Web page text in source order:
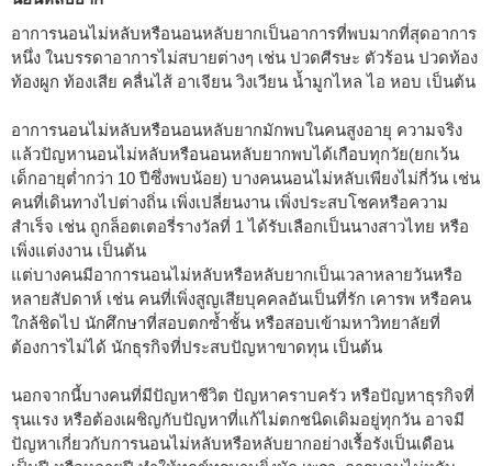
อาการนอนไม่หลับหรือนอนหลับยากเป็นอาการที่พบมากที่สุดอาการ
หนึ่ง ในบรรดาอาการไม่สบายต่างๆ เช่น ปวดศีรษะ ตัวร้อน ปวดท้อง
ท้องผูก ท้องเสีย คลื่นไส้ อาเจียน วิงเวียน น้ำมูกไหล ไอ หอบ เป็นต้น
อาการนอนไม่หลับหรือนอนหลับยากมักพบในคนสูงอายุ ความจริง
แล้วปัญหานอนไม่หลับหรือนอนหลับยากพบได้เกือบทุกวัย(ยกเว้น
เด็กอายุต่ำกว่า 10 ปีซึ่งพบน้อย) บางคนนอนไม่หลับเพียงไม่กี่วัน เช่น
คนที่เดินทางไปต่างถิ่น เพิ่งเปลี่ยนงาน เพิ่งประสบโชคหรือความ
สำเร็จ เช่น ถูกล็อตเตอรี่รางวัลที่ 1 ได้รับเลือกเป็นนางสาวไทย หรือ
เพิ่งแต่งงาน เป็นต้น
แต่บางคนมีอาการนอนไม่หลับหรือหลับยากเป็นเวลาหลายวันหรือ
หลายสัปดาห์ เช่น คนที่เพิ่งสูญเสียบุคคลอันเป็นที่รัก เคารพ หรือคน
ใกล้ชิดไป นักศึกษาที่สอบตกซ้ำชั้น หรือสอบเข้ามหาวิทยาลัยที่
ต้องการไม่ได้ นักธุรกิจที่ประสบปัญหาขาดทุน เป็นต้น
นอกจากนี้บางคนที่มีปัญหาชีวิต ปัญหาคราบครัว หรือปัญหาธุรกิจที่
รุนแรง หรือต้องเผชิญกับปัญหาที่แก้ไม่ตกชนิดเดิมอยู่ทุกวัน อาจมี
ปัญหาเกี่ยวกับการนอนไม่หลับหรือหลับยากอย่างเรื้อรังเป็นเดือน